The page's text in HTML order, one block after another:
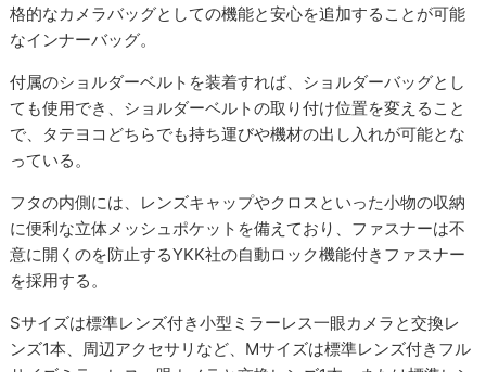
格的なカメラバッグとしての機能と安心を追加することが可能
なインナーバッグ。
付属のショルダーベルトを装着すれば、ショルダーバッグとし
ても使用でき、ショルダーベルトの取り付け位置を変えること
で、タテヨコどちらでも持ち運びや機材の出し入れが可能とな
っている。
フタの内側には、レンズキャップやクロスといった小物の収納
に便利な立体メッシュポケットを備えており、ファスナーは不
意に開くのを防止するYKK社の自動ロック機能付きファスナー
を採用する。
Sサイズは標準レンズ付き小型ミラーレス一眼カメラと交換レ
ンズ1本、周辺アクセサリなど、Mサイズは標準レンズ付きフル